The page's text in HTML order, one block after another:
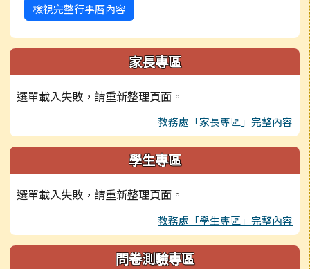
檢視完整行事曆內容
家長專區
選單載入失敗，請重新整理頁面。
教務處「家長專區」完整內容
學生專區
選單載入失敗，請重新整理頁面。
教務處「學生專區」完整內容
問卷測驗專區